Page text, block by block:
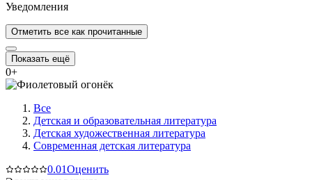
Уведомления
Отметить все как прочитанные
Показать ещё
0+
Все
Детская и образовательная литература
Детская художественная литература
Современная детская литература
0.01Оценить